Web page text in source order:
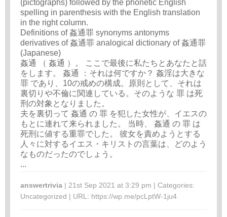
(pictographs) followed by the phonetic English
spelling in parenthesis with the English translation
in the right column.
Definitions of 姦通罪 synonyms antonyms
derivatives of 姦通罪 analogical dictionary of 姦通罪
(Japanese)
姦通 （ 姦通 ）。 ここで最後に私たちとあなたと話
をします。 姦通 ：それは何ですか？ 姦淫は大きな
罪 であり、10の戒めの構成。原則として、それは
裏切りや不倫に関連している。そのような 罪 は死
刑の対象となりました。
夫を裏切って 姦通 の 罪 を犯した女性が、イエスの
もとに連れて来られました。 当時、 姦通 の 罪 は
死刑に値する重罪でした。 彼女を責めようとする
人々に対するイエス・キリストの言葉は、どのよう
なものだったのでしょう。
...
answertrivia | 21st Sep 2021 at 3:29 pm | Categories:
Uncategorized | URL: https://wp.me/pcLptW-1ju4